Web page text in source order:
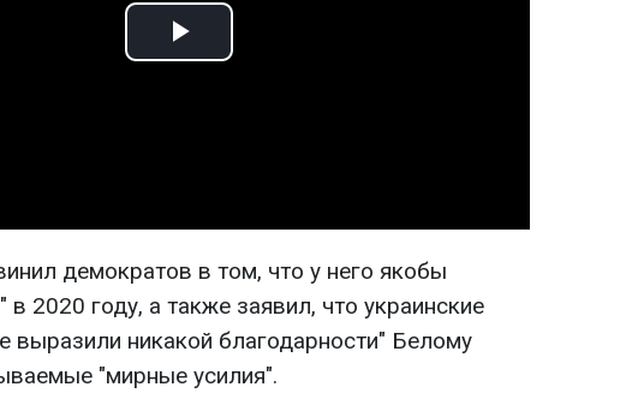
Play
демократов в том, что у него якобы
2020 году, а также заявил, что украинские
выразили никакой благодарности" Белому
"мирные усилия".